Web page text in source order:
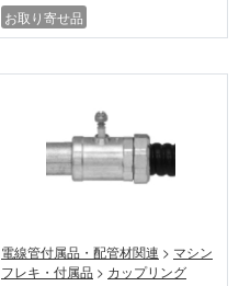
お取り寄せ品
電線管付属品・配管材関連 > マシン
フレキ・付属品 > カップリング